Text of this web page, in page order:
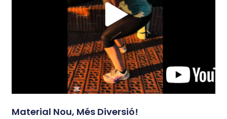
Material Nou, Més Diversió!